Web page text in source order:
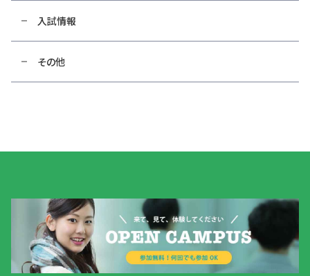
入試情報
その他